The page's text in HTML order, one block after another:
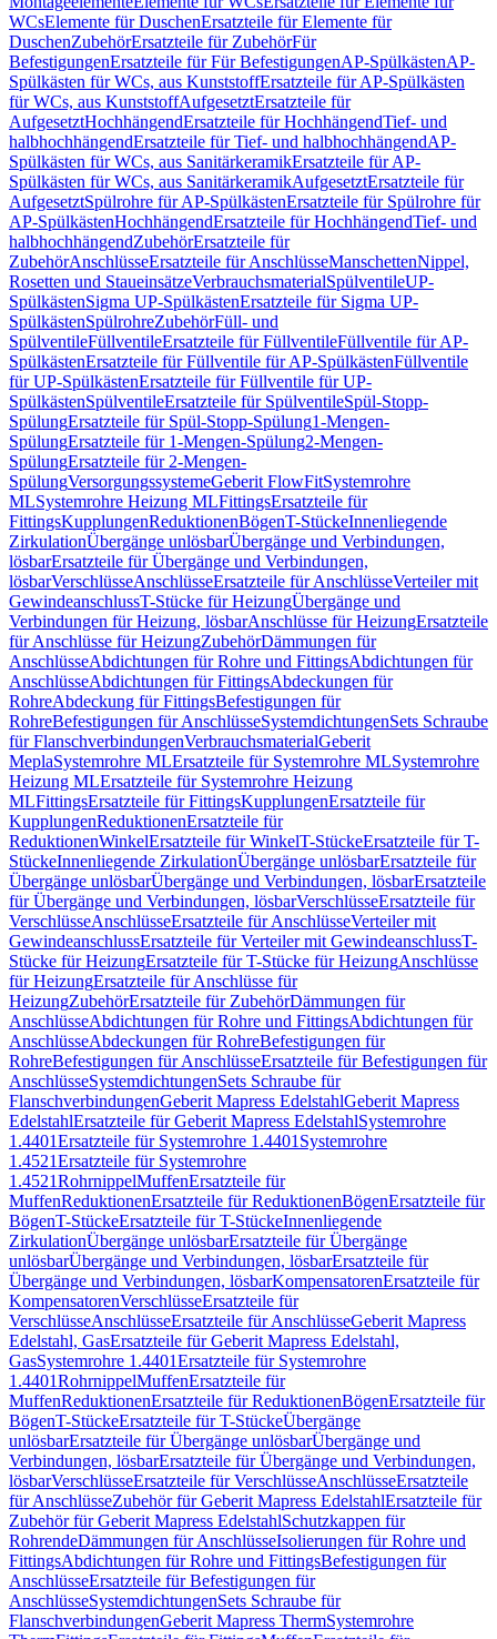
WCsElemente für DuschenErsatzteile für Elemente für
DuschenZubehörErsatzteile für ZubehörFür
BefestigungenErsatzteile für Für BefestigungenAP-SpülkästenAP-
Spülkästen für WCs, aus KunststoffErsatzteile für AP-Spülkästen
für WCs, aus KunststoffAufgesetztErsatzteile für
AufgesetztHochhängendErsatzteile für HochhängendTief- und
halbhochhängendErsatzteile für Tief- und halbhochhängendAP-
Spülkästen für WCs, aus SanitärkeramikErsatzteile für AP-
Spülkästen für WCs, aus SanitärkeramikAufgesetztErsatzteile für
AufgesetztSpülrohre für AP-SpülkästenErsatzteile für Spülrohre für
AP-SpülkästenHochhängendErsatzteile für HochhängendTief- und
halbhochhängendZubehörErsatzteile für
ZubehörAnschlüsseErsatzteile für AnschlüsseManschettenNippel,
Rosetten und StaueinsätzeVerbrauchsmaterialSpülventileUP-
SpülkästenSigma UP-SpülkästenErsatzteile für Sigma UP-
SpülkästenSpülrohreZubehörFüll- und
SpülventileFüllventileErsatzteile für FüllventileFüllventile für AP-
SpülkästenErsatzteile für Füllventile für AP-SpülkästenFüllventile
für UP-SpülkästenErsatzteile für Füllventile für UP-
SpülkästenSpülventileErsatzteile für SpülventileSpül-Stopp-
SpülungErsatzteile für Spül-Stopp-Spülung1-Mengen-
SpülungErsatzteile für 1-Mengen-Spülung2-Mengen-
SpülungErsatzteile für 2-Mengen-
SpülungVersorgungssystemeGeberit FlowFitSystemrohre
MLSystemrohre Heizung MLFittingsErsatzteile für
FittingsKupplungenReduktionenBögenT-StückeInnenliegende
ZirkulationÜbergänge unlösbarÜbergänge und Verbindungen,
lösbarErsatzteile für Übergänge und Verbindungen,
lösbarVerschlüsseAnschlüsseErsatzteile für AnschlüsseVerteiler mit
GewindeanschlussT-Stücke für HeizungÜbergänge und
Verbindungen für Heizung, lösbarAnschlüsse für HeizungErsatzteile
für Anschlüsse für HeizungZubehörDämmungen für
AnschlüsseAbdichtungen für Rohre und FittingsAbdichtungen für
AnschlüsseAbdichtungen für FittingsAbdeckungen für
RohreAbdeckung für FittingsBefestigungen für
RohreBefestigungen für AnschlüsseSystemdichtungenSets Schraube
für FlanschverbindungenVerbrauchsmaterialGeberit
MeplaSystemrohre MLErsatzteile für Systemrohre MLSystemrohre
Heizung MLErsatzteile für Systemrohre Heizung
MLFittingsErsatzteile für FittingsKupplungenErsatzteile für
KupplungenReduktionenErsatzteile für
ReduktionenWinkelErsatzteile für WinkelT-StückeErsatzteile für T-
StückeInnenliegende ZirkulationÜbergänge unlösbarErsatzteile für
Übergänge unlösbarÜbergänge und Verbindungen, lösbarErsatzteile
für Übergänge und Verbindungen, lösbarVerschlüsseErsatzteile für
VerschlüsseAnschlüsseErsatzteile für AnschlüsseVerteiler mit
GewindeanschlussErsatzteile für Verteiler mit GewindeanschlussT-
Stücke für HeizungErsatzteile für T-Stücke für HeizungAnschlüsse
für HeizungErsatzteile für Anschlüsse für
HeizungZubehörErsatzteile für ZubehörDämmungen für
AnschlüsseAbdichtungen für Rohre und FittingsAbdichtungen für
AnschlüsseAbdeckungen für RohreBefestigungen für
RohreBefestigungen für AnschlüsseErsatzteile für Befestigungen für
AnschlüsseSystemdichtungenSets Schraube für
FlanschverbindungenGeberit Mapress EdelstahlGeberit Mapress
EdelstahlErsatzteile für Geberit Mapress EdelstahlSystemrohre
1.4401Ersatzteile für Systemrohre 1.4401 Systemrohre
1.4521Ersatzteile für Systemrohre
1.4521RohrnippelMuffenErsatzteile für
MuffenReduktionenErsatzteile für ReduktionenBögenErsatzteile für
BögenT-StückeErsatzteile für T-StückeInnenliegende
ZirkulationÜbergänge unlösbarErsatzteile für Übergänge
unlösbarÜbergänge und Verbindungen, lösbarErsatzteile für
Übergänge und Verbindungen, lösbarKompensatorenErsatzteile für
KompensatorenVerschlüsseErsatzteile für
VerschlüsseAnschlüsseErsatzteile für AnschlüsseGeberit Mapress
Edelstahl, GasErsatzteile für Geberit Mapress Edelstahl,
GasSystemrohre 1.4401Ersatzteile für Systemrohre
1.4401RohrnippelMuffenErsatzteile für
MuffenReduktionenErsatzteile für ReduktionenBögenErsatzteile für
BögenT-StückeErsatzteile für T-StückeÜbergänge
unlösbarErsatzteile für Übergänge unlösbarÜbergänge und
Verbindungen, lösbarErsatzteile für Übergänge und Verbindungen,
lösbarVerschlüsseErsatzteile für VerschlüsseAnschlüsseErsatzteile
für AnschlüsseZubehör für Geberit Mapress EdelstahlErsatzteile für
Zubehör für Geberit Mapress EdelstahlSchutzkappen für
RohrendeDämmungen für AnschlüsseIsolierungen für Rohre und
FittingsAbdichtungen für Rohre und FittingsBefestigungen für
AnschlüsseErsatzteile für Befestigungen für
AnschlüsseSystemdichtungenSets Schraube für
FlanschverbindungenGeberit Mapress ThermSystemrohre